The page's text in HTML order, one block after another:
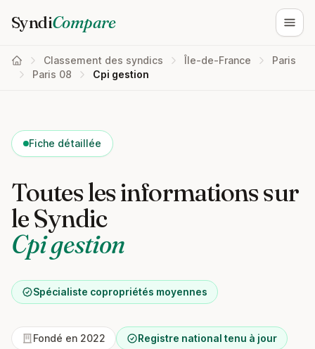
SyndiCompare
Classement des syndics Île-de-France
Paris
Paris 08
Cpi gestion
Fiche détaillée
Toutes les informations sur
le Syndic
Cpi gestion
Spécialiste copropriétés moyennes
Fondé en 2022 Registre national tenu à jour